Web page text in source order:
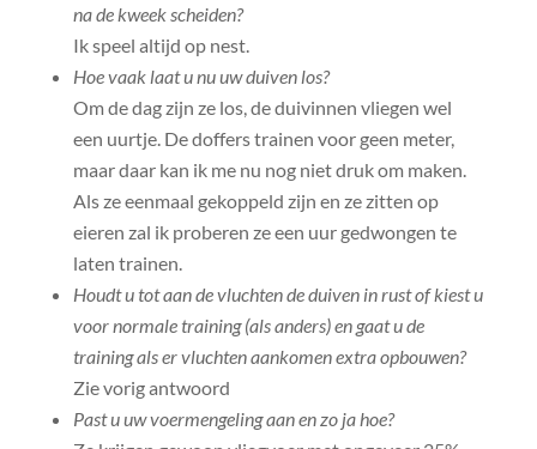
na de kweek scheiden?
Ik speel altijd op nest.
Hoe vaak laat u nu uw duiven los?
Om de dag zijn ze los, de duivinnen vliegen wel
een uurtje. De doffers trainen voor geen meter,
maar daar kan ik me nu nog niet druk om maken.
Als ze eenmaal gekoppeld zijn en ze zitten op
eieren zal ik proberen ze een uur gedwongen te
laten trainen.
Houdt u tot aan de vluchten de duiven in rust of kiest u
voor normale training (als anders) en gaat u de
training als er vluchten aankomen extra opbouwen?
Zie vorig antwoord
Past u uw voermengeling aan en zo ja hoe?